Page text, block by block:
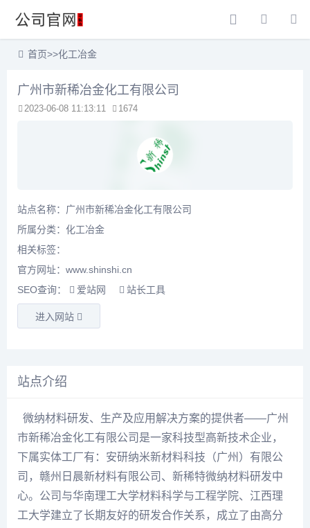
首页>>化工冶金
广州市新稀冶金化工有限公司
2023-06-08 11:13:11 1674
站点名称：广州市新稀冶金化工有限公司
所属分类： 化工冶金
相关标签：
官方网址：www.shinshi.cn
SEO查询：
爱站网 站长工具
进入网站
站点介绍
微纳材料研发、生产及应用解决方案的提供者——广州
市新稀冶金化工有限公司是一家科技型高新技术企业，
下属实体工厂有：安研纳米新材料科技（广州）有限公
司，赣州日晨新材料有限公司、新稀特微纳材料研发中
心。公司与华南理工大学材料科学与工程学院、江西理
工大学建立了长期友好的研发合作关系，成立了由高分